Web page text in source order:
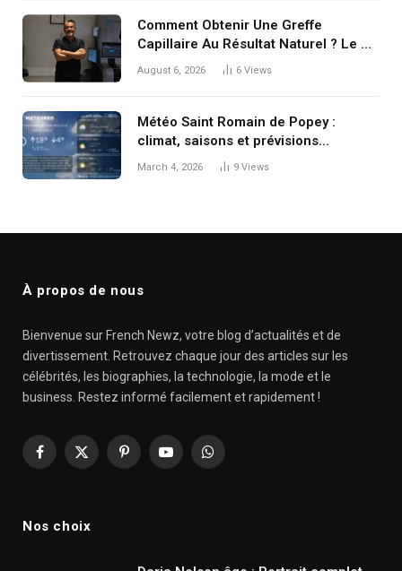
Comment Obtenir Une Greffe
Capillaire Au Résultat Naturel ? Le Dr
Koray Erdoğan Explique Les Clés
August 6, 2026 6 Views
Météo Saint Romain de Popey :
climat, saisons et prévisions
détaillées
March 4, 2026 9 Views
À propos de nous
Bienvenue sur French Newz, votre blog d’actualités et de
divertissement. Retrouvez chaque jour des articles sur les
célébrités, les biographies, la technologie, la mode et le
business. Restez informé facilement et rapidement !
Facebook
X
PinterestYouTubeWhatsApp
Nos choix